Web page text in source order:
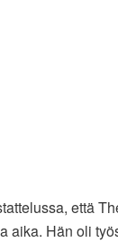
että
aika. Hän oli